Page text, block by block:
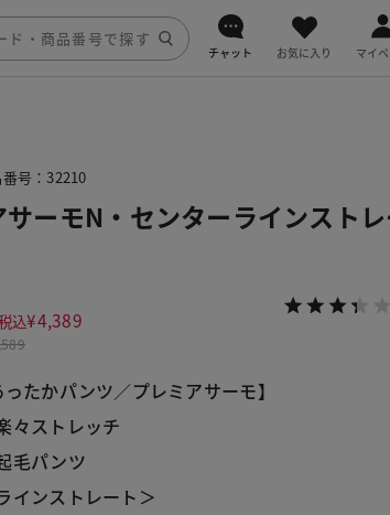
チャット お気に入り マイ
号：32210
サーモN・センターラインスト
込¥4,389
たかパンツ／プレミアサーモ】
々ストレッチ
毛パンツ
インストレート＞